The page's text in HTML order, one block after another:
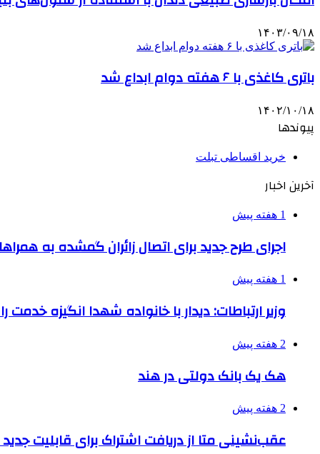
۱۴۰۳/۰۹/۱۸
باتری کاغذی با ۶ هفته دوام ابداع شد
۱۴۰۲/۱۰/۱۸
پیوندها
خرید اقساطی تبلت
آخرین اخبار
1 هفته پیش
اجرای طرح جدید برای اتصال زائران گمشده به
1 هفته پیش
وزیر ارتباطات: دیدار با خانواده شهدا انگیزه
2 هفته پیش
هک یک بانک دولتی در هند
2 هفته پیش
عقب‌نشینی متا از دریافت اشتراک برای قابلیت